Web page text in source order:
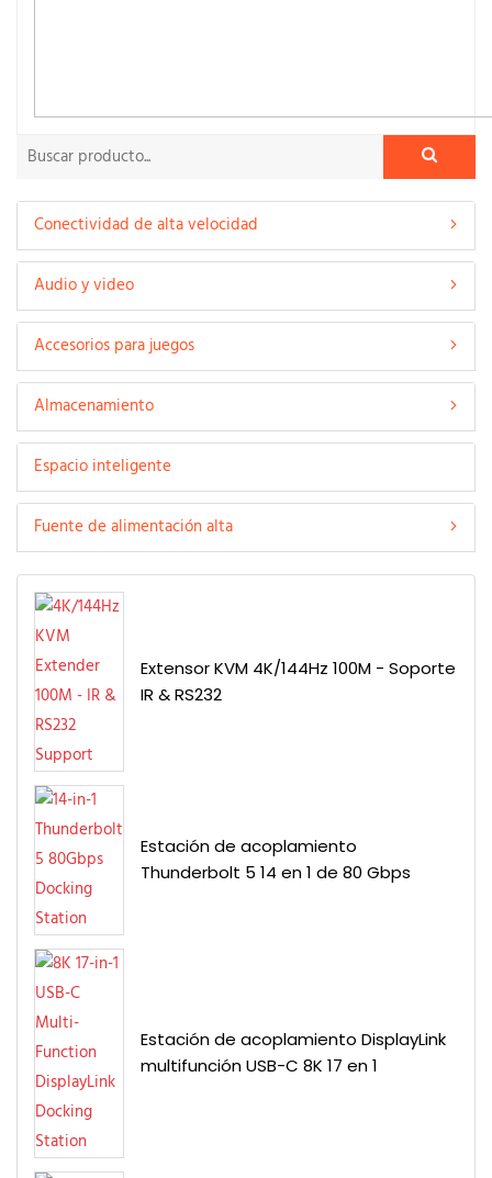
Conectividad de alta velocidad
Audio y video
Accesorios para juegos
Almacenamiento
Espacio inteligente
Fuente de alimentación alta
Extensor KVM 4K/144Hz 100M - Soporte
IR & RS232
Estación de acoplamiento
Thunderbolt 5 14 en 1 de 80 Gbps
Estación de acoplamiento DisplayLink
multifunción USB-C 8K 17 en 1